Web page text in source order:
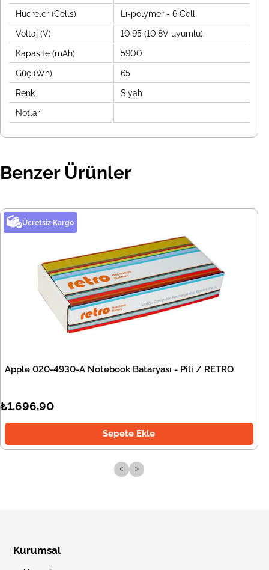
Hücreler (Cells) Li-polymer - 6 Cell
Voltaj (V) 10.95 (10.8V uyumlu)
Kapasite (mAh) 5900
Güç (Wh) 65
Renk Siyah
Notlar
Benzer Ürünler
Ücretsiz Kargo
Apple 020-4930-A Notebook Bataryası - Pili / RETRO
₺1.696,90
Sepete Ekle
‹ ›
Kurumsal